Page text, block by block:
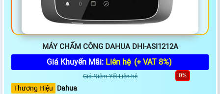
MÁY CHẤM CÔNG DAHUA DHI-ASI1212A
Giá Khuyến Mãi: Liên hệ (+ VAT 8%)
Giá Niêm Yết:Liên hệ 0%
Thương Hiệu
Dahua